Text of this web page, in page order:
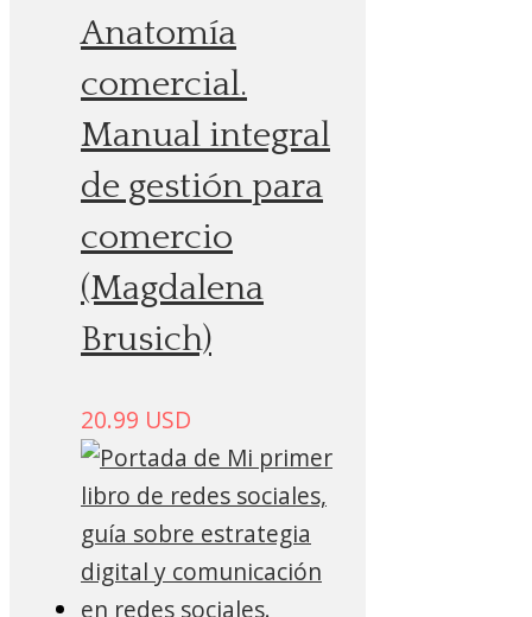
Anatomía
comercial.
Manual integral
de gestión para
comercio
(Magdalena
Brusich)
20.99 USD